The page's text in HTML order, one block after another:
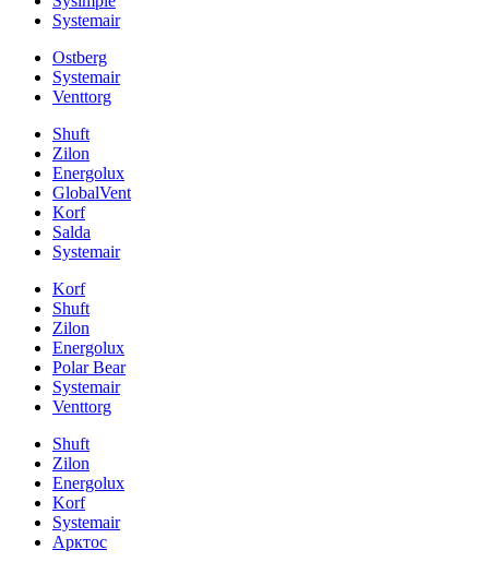
Systemair
Ostberg
Systemair
Venttorg
Shuft
Zilon
Energolux
GlobalVent
Korf
Salda
Systemair
Korf
Shuft
Zilon
Energolux
Polar Bear
Systemair
Venttorg
Shuft
Zilon
Energolux
Korf
Systemair
Арктос